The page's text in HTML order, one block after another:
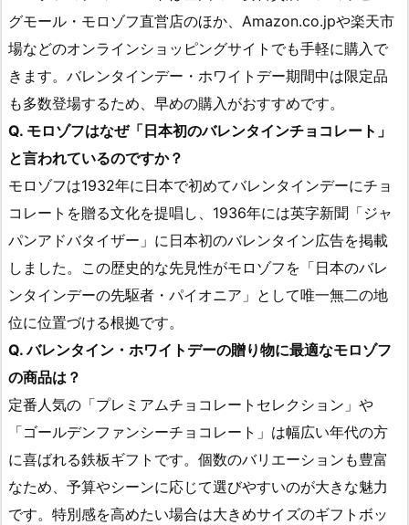
グモール・モロゾフ直営店のほか、Amazon.co.jpや楽天市
場などのオンラインショッピングサイトでも手軽に購入で
きます。バレンタインデー・ホワイトデー期間中は限定品
も多数登場するため、早めの購入がおすすめです。
Q. モロゾフはなぜ「日本初のバレンタインチョコレート」
と言われているのですか？
モロゾフは1932年に日本で初めてバレンタインデーにチョ
コレートを贈る文化を提唱し、1936年には英字新聞「ジャ
パンアドバタイザー」に日本初のバレンタイン広告を掲載
しました。この歴史的な先見性がモロゾフを「日本のバレ
ンタインデーの先駆者・パイオニア」として唯一無二の地
位に位置づける根拠です。
Q. バレンタイン・ホワイトデーの贈り物に最適なモロゾフ
の商品は？
定番人気の「プレミアムチョコレートセレクション」や
「ゴールデンファンシーチョコレート」は幅広い年代の方
に喜ばれる鉄板ギフトです。個数のバリエーションも豊富
なため、予算やシーンに応じて選びやすいのが大きな魅力
です。特別感を高めたい場合は大きめサイズのギフトボッ